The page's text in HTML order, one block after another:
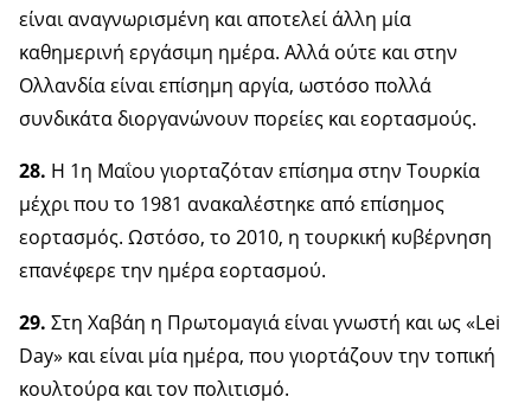
είναι αναγνωρισμένη και αποτελεί άλλη μία
καθημερινή εργάσιμη ημέρα. Αλλά ούτε και στην
Ολλανδία είναι επίσημη αργία, ωστόσο πολλά
συνδικάτα διοργανώνουν πορείες και εορτασμούς.
28. Η 1η Μαΐου γιορταζόταν επίσημα στην Τουρκία
μέχρι που το 1981 ανακαλέστηκε από επίσημος
εορτασμός. Ωστόσο, το 2010, η τουρκική κυβέρνηση
επανέφερε την ημέρα εορτασμού.
29. Στη Χαβάη η Πρωτομαγιά είναι γνωστή και ως «Lei
Day» και είναι μία ημέρα, που γιορτάζουν την τοπική
κουλτούρα και τον πολιτισμό.